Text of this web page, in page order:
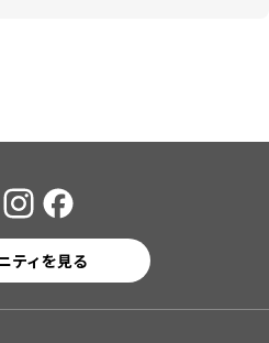
ティを見る